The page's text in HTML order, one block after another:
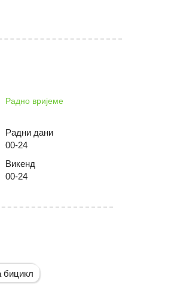
Радно вријеме
Радни дани
00-24
Викенд
00-24
бицикл